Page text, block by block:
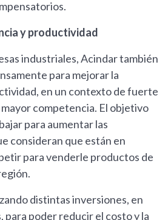
y productividad
industriales, Acindar también
para mejorar la
en un contexto de fuerte
competencia. El objetivo
para aumentar las
consideran que están en
para venderle productos de
distintas inversiones, en
para poder reducir el costo y la